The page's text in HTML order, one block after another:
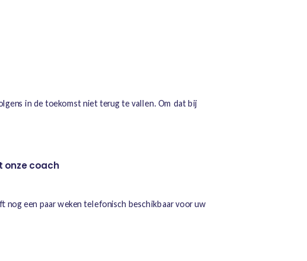
in de toekomst niet terug te vallen. Om dat bij
onze coach
nog een paar weken telefonisch beschikbaar voor uw